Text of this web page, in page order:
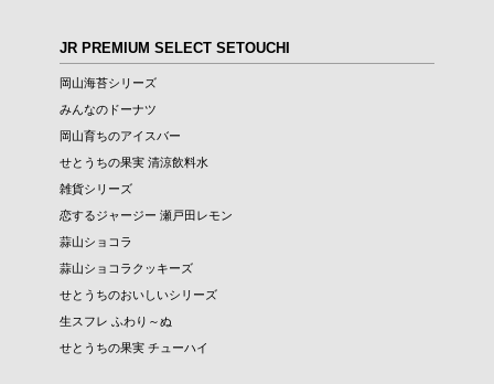
JR PREMIUM SELECT SETOUCHI
岡山海苔シリーズ
みんなのドーナツ
岡山育ちのアイスバー
せとうちの果実 清涼飲料水
雑貨シリーズ
恋するジャージー 瀬戸田レモン
蒜山ショコラ
蒜山ショコラクッキーズ
せとうちのおいしいシリーズ
生スフレ ふわり～ぬ
せとうちの果実 チューハイ